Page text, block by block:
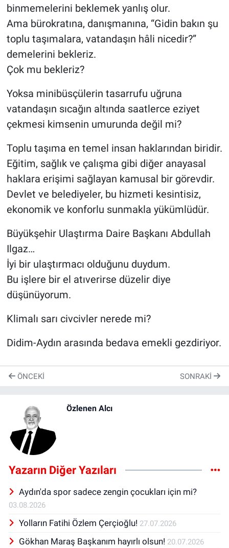
binmemelerini beklemek yanlış olur.
Ama bürokratına, danışmanına, “Gidin bakın şu
toplu taşımalara, vatandaşın hâli nicedir?”
demelerini bekleriz.
Çok mu bekleriz?
Yoksa minibüsçülerin tasarrufu uğruna
vatandaşın sıcağın altında saatlerce eziyet
çekmesi kimsenin umurunda değil mi?
Toplu taşıma en temel insan haklarından biridir.
Eğitim, sağlık ve çalışma gibi diğer anayasal
haklara erişimi sağlayan kamusal bir görevdir.
Devlet ve belediyeler, bu hizmeti kesintisiz,
ekonomik ve konforlu sunmakla yükümlüdür.
Büyükşehir Ulaştırma Daire Başkanı Abdullah
Ilgaz…
İyi bir ulaştırmacı olduğunu duydum.
Bu işlere bir el atıverirse düzelir diye
düşünüyorum.
Klimalı sarı civcivler nerede mi?
Didim-Aydın arasında bedava emekli gezdiriyor.
ÖNCEKI SONRAKI
Özlenen Alcı
Yazarın Diğer Yazıları
Aydın'da spor sadece zengin çocukları için mi?
03.08.2026
Yolların Fatihi Özlem Çerçioğlu! 27.07.2026
Gökhan Maraş Başkanım hayırlı olsun! 20.07.2026